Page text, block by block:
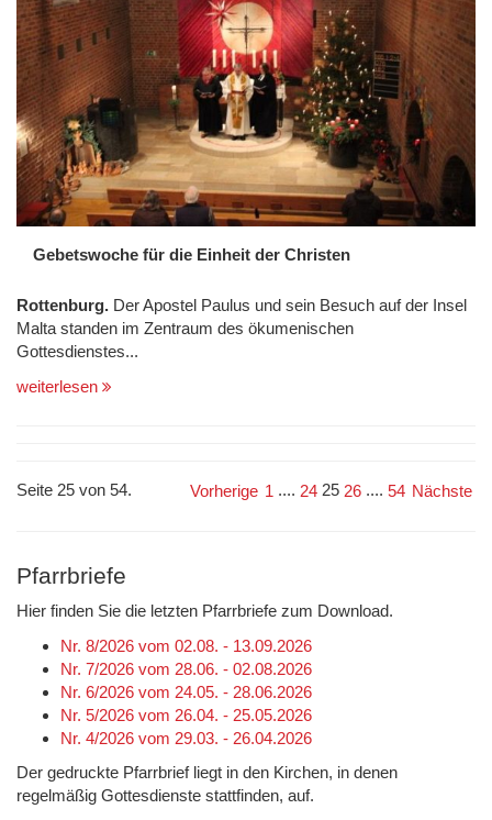
Gebetswoche für die Einheit der Christen
Rottenburg. Der Apostel Paulus und sein Besuch auf der Insel
Malta standen im Zentraum des ökumenischen
Gottesdienstes...
weiterlesen
Seite 25 von 54. Vorherige 1 .... 24 25 26 .... 54 Nächste
Pfarrbriefe
Hier finden Sie die letzten Pfarrbriefe zum Download.
Nr. 8/2026 vom 02.08. - 13.09.2026
Nr. 7/2026 vom 28.06. - 02.08.2026
Nr. 6/2026 vom 24.05. - 28.06.2026
Nr. 5/2026 vom 26.04. - 25.05.2026
Nr. 4/2026 vom 29.03. - 26.04.2026
Der gedruckte Pfarrbrief liegt in den Kirchen, in denen
regelmäßig Gottesdienste stattfinden, auf.